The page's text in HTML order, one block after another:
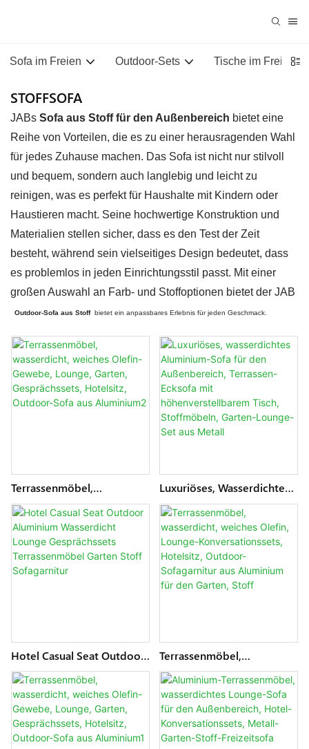
Sofa im Freien Outdoor-Sets Tische im Freien
STOFFSOFA
JABs Sofa aus Stoff für den Außenbereich bietet eine
Reihe von Vorteilen, die es zu einer herausragenden Wahl
für jedes Zuhause machen. Das Sofa ist nicht nur stilvoll
und bequem, sondern auch langlebig und leicht zu
reinigen, was es perfekt für Haushalte mit Kindern oder
Haustieren macht. Seine hochwertige Konstruktion und
Materialien stellen sicher, dass es den Test der Zeit
besteht, während sein vielseitiges Design bedeutet, dass
es problemlos in jeden Einrichtungsstil passt. Mit einer
großen Auswahl an Farb- und Stoffoptionen bietet der JAB
Outdoor-Sofa aus Stoff bietet ein anpassbares Erlebnis für jeden Geschmack.
Terrassenmöbel,
Wasserdicht, Weiches
Olefin-Gewebe, Lounge,
Garten, Gesprächssets,
Hotelsitz, Outdoor-Sofa
Aus Aluminium2
Luxuriöses, Wasserdichtes
Aluminium-Sofa Für Den
Außenbereich, Terrassen-
Ecksofa Mit
Höhenverstellbarem Tisch,
Stoffmöbeln, Garten-
Lounge-Set Aus Metall
Hotel Casual Seat Outdoor
Aluminium Wasserdicht
Lounge Gesprächssets
Terrassenmöbel Garten
Stoff Sofagarnitur
Terrassenmöbel,
Wasserdicht, Weiches
Olefin, Lounge-
Konversationssets,
Hotelsitz, Outdoor-
Sofagarnitur Aus
Aluminium Für Den Garten,